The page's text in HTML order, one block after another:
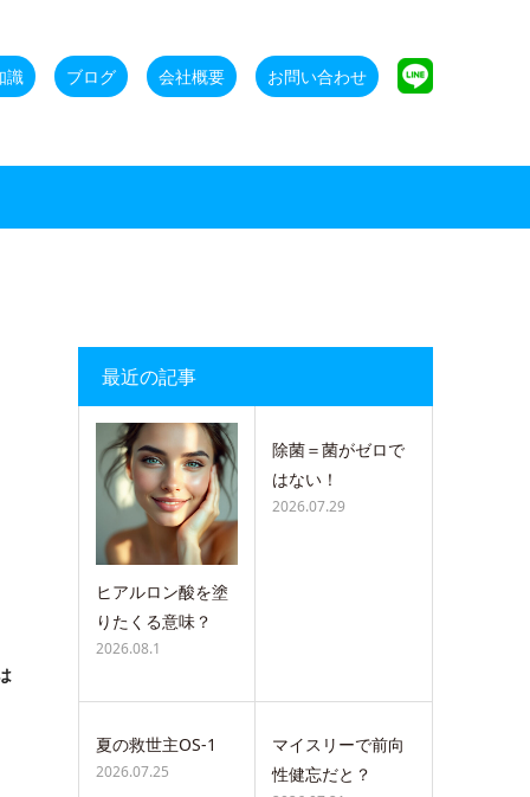
識 ブログ 会社概要 お問い合わせ
最近の記事
ヒアルロン酸を塗
りたくる意味？
2026.08.1
除菌＝菌がゼロで
はない！
2026.07.29
夏の救世主OS-1
2026.07.25
マイスリーで前向
性健忘だと？